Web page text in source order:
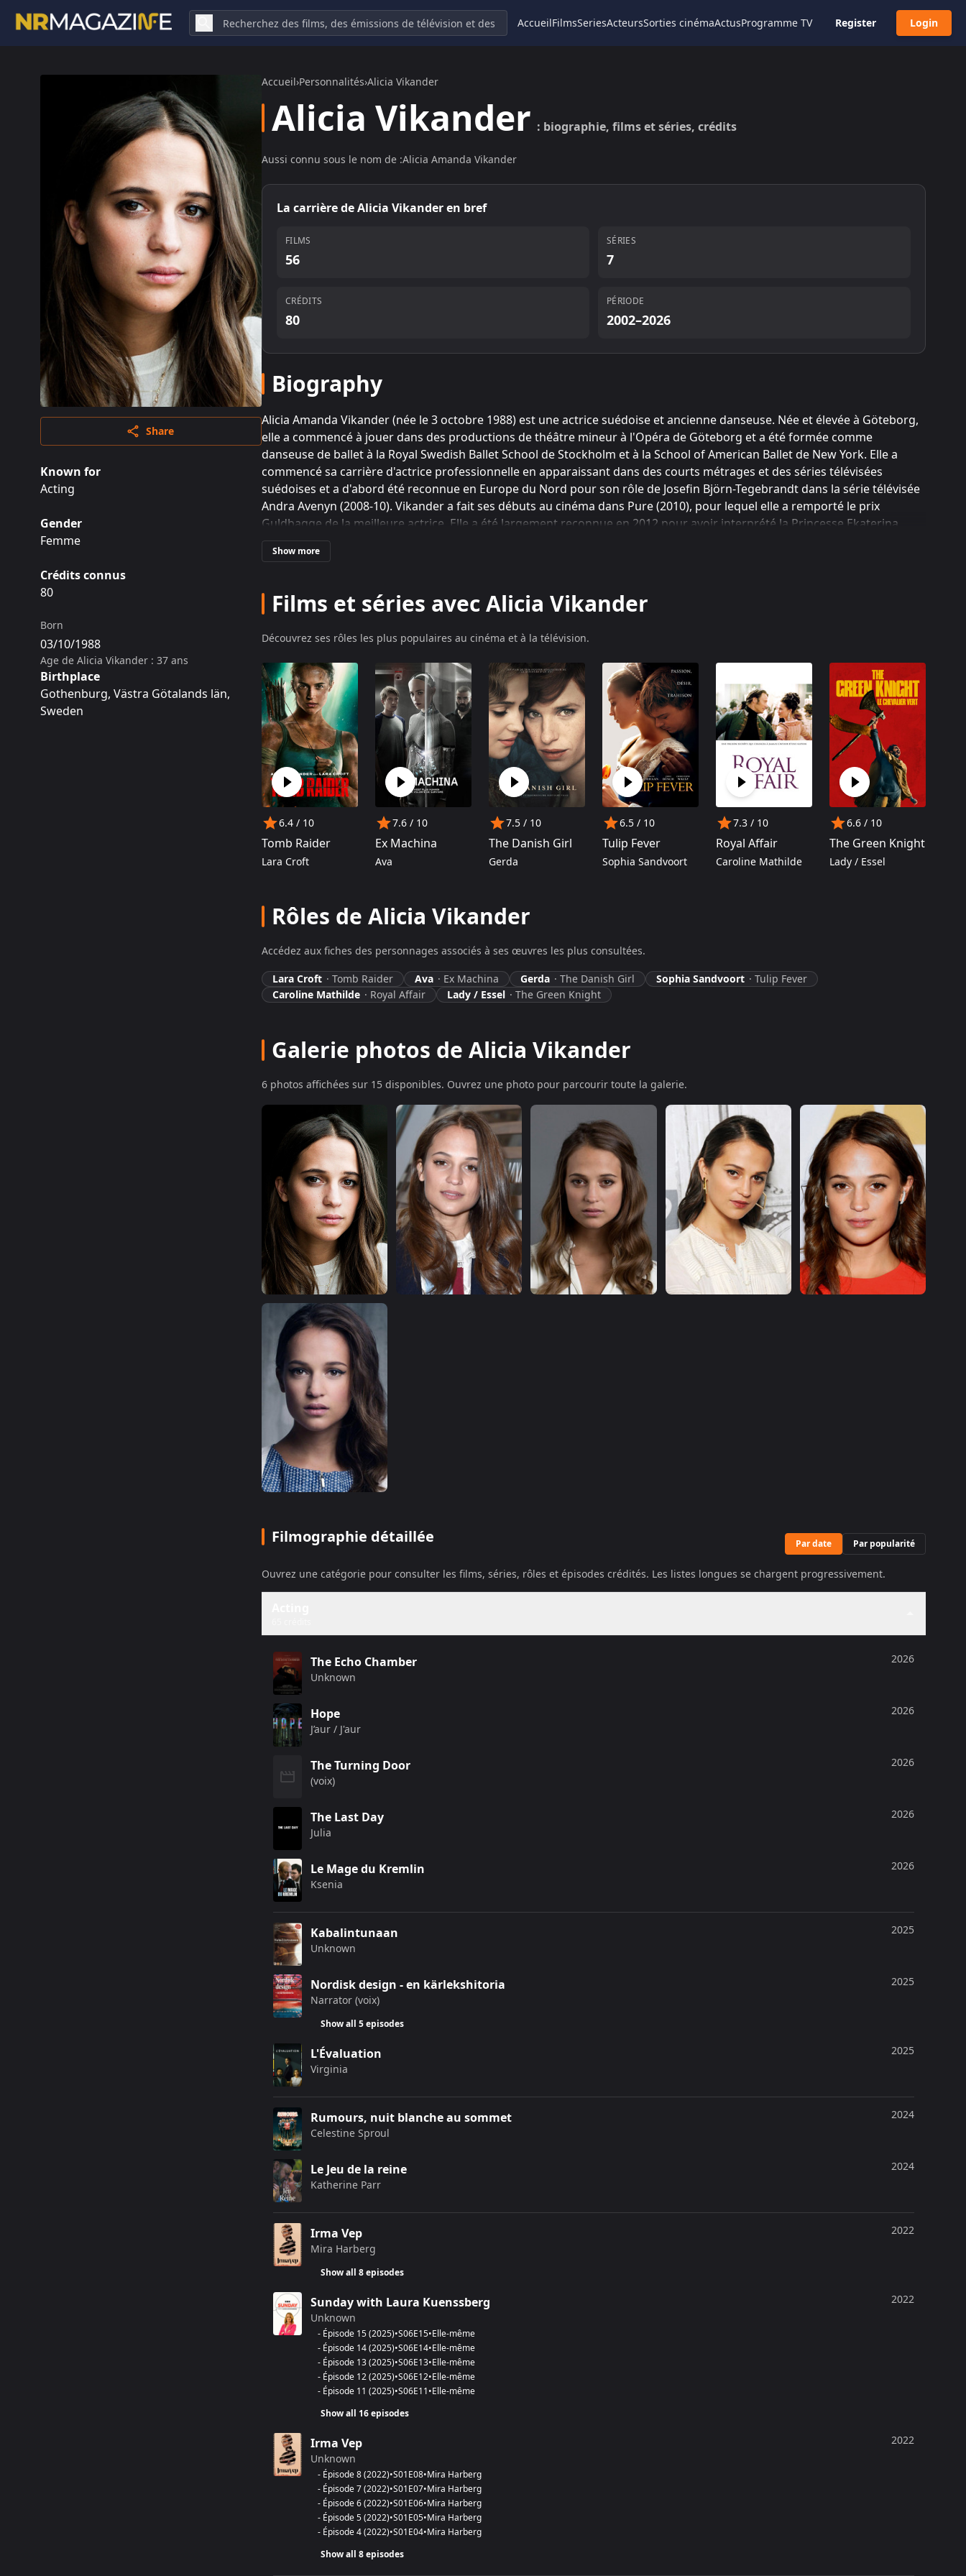
AccueilFilmsSeriesActeursSorties cinémaActusProgramme TV Register Login
Share
Known for
Acting
Gender
Femme
Crédits connus
80
Born
03/10/1988
Age de Alicia Vikander : 37 ans
Birthplace
Gothenburg, Västra Götalands län,
Sweden
Accueil›Personnalités›Alicia Vikander
Alicia Vikander : biographie, films et séries, crédits
Aussi connu sous le nom de :Alicia Amanda Vikander
La carrière deAlicia Vikanderen bref
FILMS
56
SÉRIES
7
CRÉDITS
80
PÉRIODE
2002–2026
Biography
Alicia Amanda Vikander (née le 3 octobre 1988) est une actrice suédoise et ancienne danseuse. Née et élevée à Göteborg,
elle a commencé à jouer dans des productions de théâtre mineur à l'Opéra de Göteborg et a été formée comme
danseuse de ballet à la Royal Swedish Ballet School de Stockholm et à la School of American Ballet de New York. Elle a
commencé sa carrière d'actrice professionnelle en apparaissant dans des courts métrages et des séries télévisées
suédoises et a d'abord été reconnue en Europe du Nord pour son rôle de Josefin Björn-Tegebrandt dans la série télévisée
Andra Avenyn (2008-10). Vikander a fait ses débuts au cinéma dans Pure (2010), pour lequel elle a remporté le prix
Guldbagge de la meilleure actrice. Elle a été largement reconnue en 2012 pour avoir interprété la Princesse Ekaterina
« Kitty » Alexandrovna Shcherbatskaya dans l'adaptation cinématographique de Anna Karenina et de Caroline Mathilde
dans le film danois A Royal Affair, récompensé par le BAFTA Rising Star Award. Elle a ensuite joué dans le film dramatique
Vikander a obtenu une reconnaissance mondiale pour ses rôles d'activiste Vera Brittain dans Testament of Youth, un
robot humanoïde dans Ex Machina (pour lequel elle a été nominée pour le Golden Globe et BAFTA Award du meilleur
Award de la meilleure actrice de soutien, entre autres prix.
Show more
Films et séries avec Alicia Vikander
Découvrez ses rôles les plus populaires au cinéma et à la télévision.
6.4 / 10
Tomb Raider
Lara Croft
7.6 / 10
Ex Machina
Ava
7.5 / 10
The Danish Girl
Gerda
6.5 / 10
Tulip Fever
Sophia Sandvoort
7.3 / 10
Royal Affair
Caroline Mathilde
6.6 / 10
The Green Knight
Lady / Essel
Rôles de Alicia Vikander
Accédez aux fiches des personnages associés à ses œuvres les plus consultées.
Lara Croft · Tomb Raider Ava · Ex Machina Gerda · The Danish Girl Sophia Sandvoort · Tulip Fever
Caroline Mathilde · Royal Affair Lady / Essel · The Green Knight
Galerie photos de Alicia Vikander
6 photos affichées sur 15 disponibles. Ouvrez une photo pour parcourir toute la galerie.
Filmographie détaillée Par date Par popularité
Ouvrez une catégorie pour consulter les films, séries, rôles et épisodes crédités. Les listes longues se chargent progressivement.
The Echo Chamber
Unknown
2026
Hope
J’aur / J'aur
2026
The Turning Door
(voix)
2026
The Last Day
Julia
2026
Le Mage du Kremlin
Ksenia
2026
Kabalintunaan
Unknown
2025
Nordisk design - en kärlekshitoria
Narrator (voix)
Show all 5 episodes
2025
L'Évaluation
Virginia
2025
Rumours, nuit blanche au sommet
Celestine Sproul
2024
Le Jeu de la reine
Katherine Parr
2024
Irma Vep
Mira Harberg
Show all 8 episodes
2022
Sunday with Laura Kuenssberg
Unknown
- Épisode 15(2025)•S06E15•Elle-même
- Épisode 14(2025)•S06E14•Elle-même
- Épisode 13(2025)•S06E13•Elle-même
- Épisode 12(2025)•S06E12•Elle-même
- Épisode 11 (2025)•S06E11•Elle-même
Show all 16 episodes
2022
Irma Vep
Unknown
- Épisode 8(2022)•S01E08•Mira Harberg
- Épisode 7(2022)•S01E07•Mira Harberg
- Épisode 6(2022)•S01E06•Mira Harberg
- Épisode 5(2022)•S01E05•Mira Harberg
- Épisode 4(2022)•S01E04•Mira Harberg
Show all 8 episodes
2022